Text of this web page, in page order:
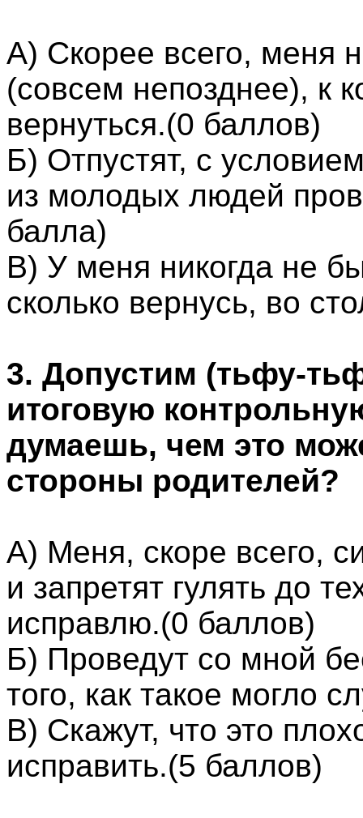
А) Скорее всего, меня
(совсем непозднее), к
вернуться.(0 баллов)
Б) Отпустят, с
из молодых людей
балла)
В) У меня никогда не
сколько вернусь, во
3. Допустим (тьфу-
итоговую
думаешь, чем это
стороны родителей?
А) Меня, скоре всего,
и запретят гулять до
исправлю.(0 баллов)
Б) Проведут со мной
того, как такое могло
В) Скажут, что это
исправить.(5 баллов)